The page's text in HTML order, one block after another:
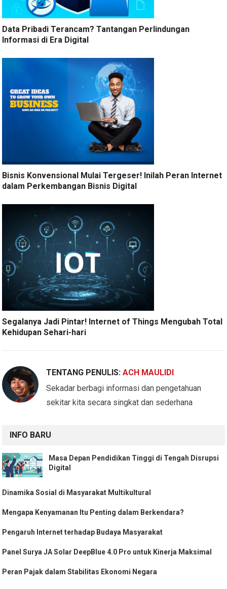
Data Pribadi Terancam? Tantangan Perlindungan
Informasi di Era Digital
Bisnis Konvensional Mulai Tergeser! Inilah Peran Internet
dalam Perkembangan Bisnis Digital
Segalanya Jadi Pintar! Internet of Things Mengubah Total
Kehidupan Sehari-hari
TENTANG PENULIS:ACH MAULIDI
Sekadar berbagi informasi dan pengetahuan
sekitar kita secara singkat dan sederhana
INFO BARU
Masa Depan Pendidikan Tinggi di Tengah Disrupsi
Digital
Dinamika Sosial di Masyarakat Multikultural
Mengapa Kenyamanan Itu Penting dalam Berkendara?
Pengaruh Internet terhadap Budaya Masyarakat
Panel Surya JA Solar DeepBlue 4.0 Pro untuk Kinerja Maksimal
Peran Pajak dalam Stabilitas Ekonomi Negara